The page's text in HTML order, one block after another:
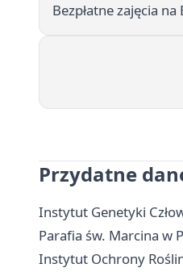
Bezpłatne zajęcia
Przydatne
Instytut Genetyki
Parafia św. Marcina w
Instytut Ochrony